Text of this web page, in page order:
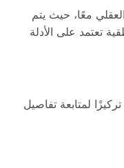
معًا، حيث يتم
تعتمد على الأدلة
لمتابعة تفاصيل